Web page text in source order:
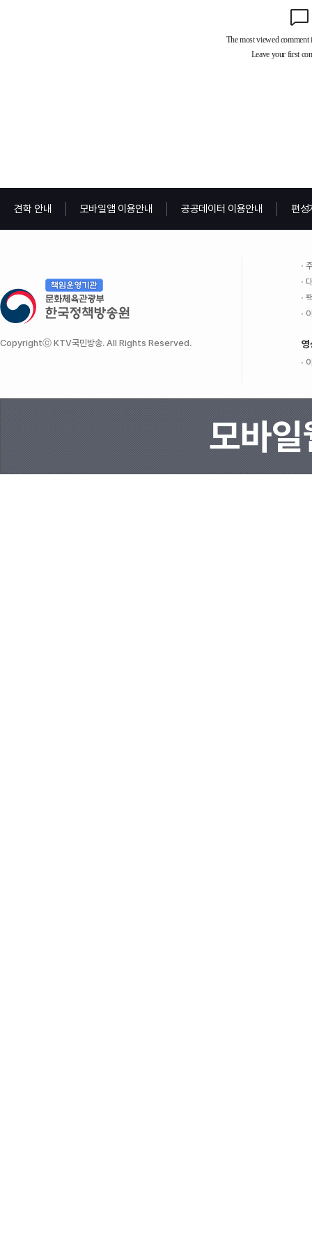
견학 안내 모바일앱 이용안내 공공데이터 이용안내 편성
Copyrightⓒ KTV국민방송. All Rights Reserved. 영
모바